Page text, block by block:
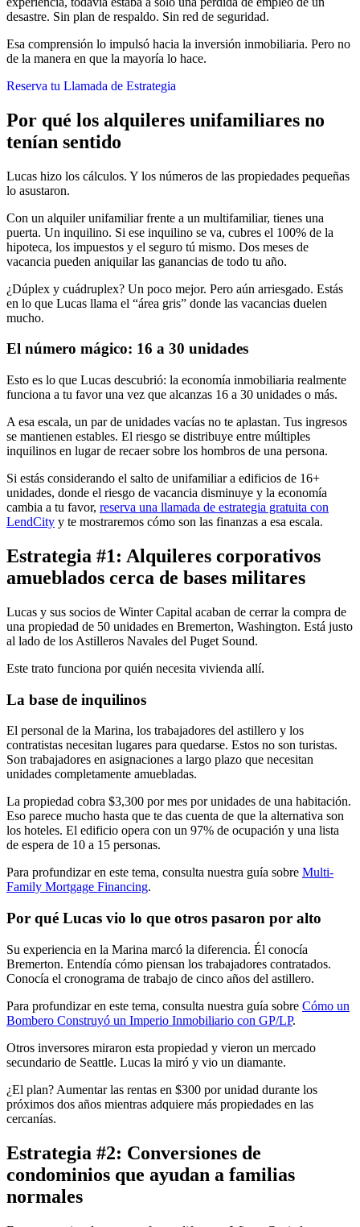
desastre. Sin plan de respaldo. Sin red de seguridad.
Esa comprensión lo impulsó hacia la inversión inmobiliaria. Pero no
de la manera en que la mayoría lo hace.
Reserva tu Llamada de Estrategia
Por qué los alquileres unifamiliares no
tenían sentido
Lucas hizo los cálculos. Y los números de las propiedades pequeñas
lo asustaron.
Con un alquiler unifamiliar frente a un multifamiliar, tienes una
puerta. Un inquilino. Si ese inquilino se va, cubres el 100% de la
hipoteca, los impuestos y el seguro tú mismo. Dos meses de
vacancia pueden aniquilar las ganancias de todo tu año.
¿Dúplex y cuádruplex? Un poco mejor. Pero aún arriesgado. Estás
en lo que Lucas llama el “área gris” donde las vacancias duelen
mucho.
El número mágico: 16 a 30 unidades
Esto es lo que Lucas descubrió: la economía inmobiliaria realmente
funciona a tu favor una vez que alcanzas 16 a 30 unidades o más.
A esa escala, un par de unidades vacías no te aplastan. Tus ingresos
se mantienen estables. El riesgo se distribuye entre múltiples
inquilinos en lugar de recaer sobre los hombros de una persona.
Si estás considerando el salto de unifamiliar a edificios de 16+
unidades, donde el riesgo de vacancia disminuye y la economía
cambia a tu favor, reserva una llamada de estrategia gratuita con
LendCity y te mostraremos cómo son las finanzas a esa escala.
Estrategia #1: Alquileres corporativos
amueblados cerca de bases militares
Lucas y sus socios de Winter Capital acaban de cerrar la compra de
una propiedad de 50 unidades en Bremerton, Washington. Está justo
al lado de los Astilleros Navales del Puget Sound.
Este trato funciona por quién necesita vivienda allí.
La base de inquilinos
El personal de la Marina, los trabajadores del astillero y los
contratistas necesitan lugares para quedarse. Estos no son turistas.
Son trabajadores en asignaciones a largo plazo que necesitan
unidades completamente amuebladas.
La propiedad cobra $3,300 por mes por unidades de una habitación.
Eso parece mucho hasta que te das cuenta de que la alternativa son
los hoteles. El edificio opera con un 97% de ocupación y una lista
de espera de 10 a 15 personas.
Para profundizar en este tema, consulta nuestra guía sobre Multi-
Family Mortgage Financing.
Por qué Lucas vio lo que otros pasaron por alto
Su experiencia en la Marina marcó la diferencia. Él conocía
Bremerton. Entendía cómo piensan los trabajadores contratados.
Conocía el cronograma de trabajo de cinco años del astillero.
Para profundizar en este tema, consulta nuestra guía sobre Cómo un
Bombero Construyó un Imperio Inmobiliario con GP/LP.
Otros inversores miraron esta propiedad y vieron un mercado
secundario de Seattle. Lucas la miró y vio un diamante.
¿El plan? Aumentar las rentas en $300 por unidad durante los
próximos dos años mientras adquiere más propiedades en las
cercanías.
Estrategia #2: Conversiones de
condominios que ayudan a familias
normales